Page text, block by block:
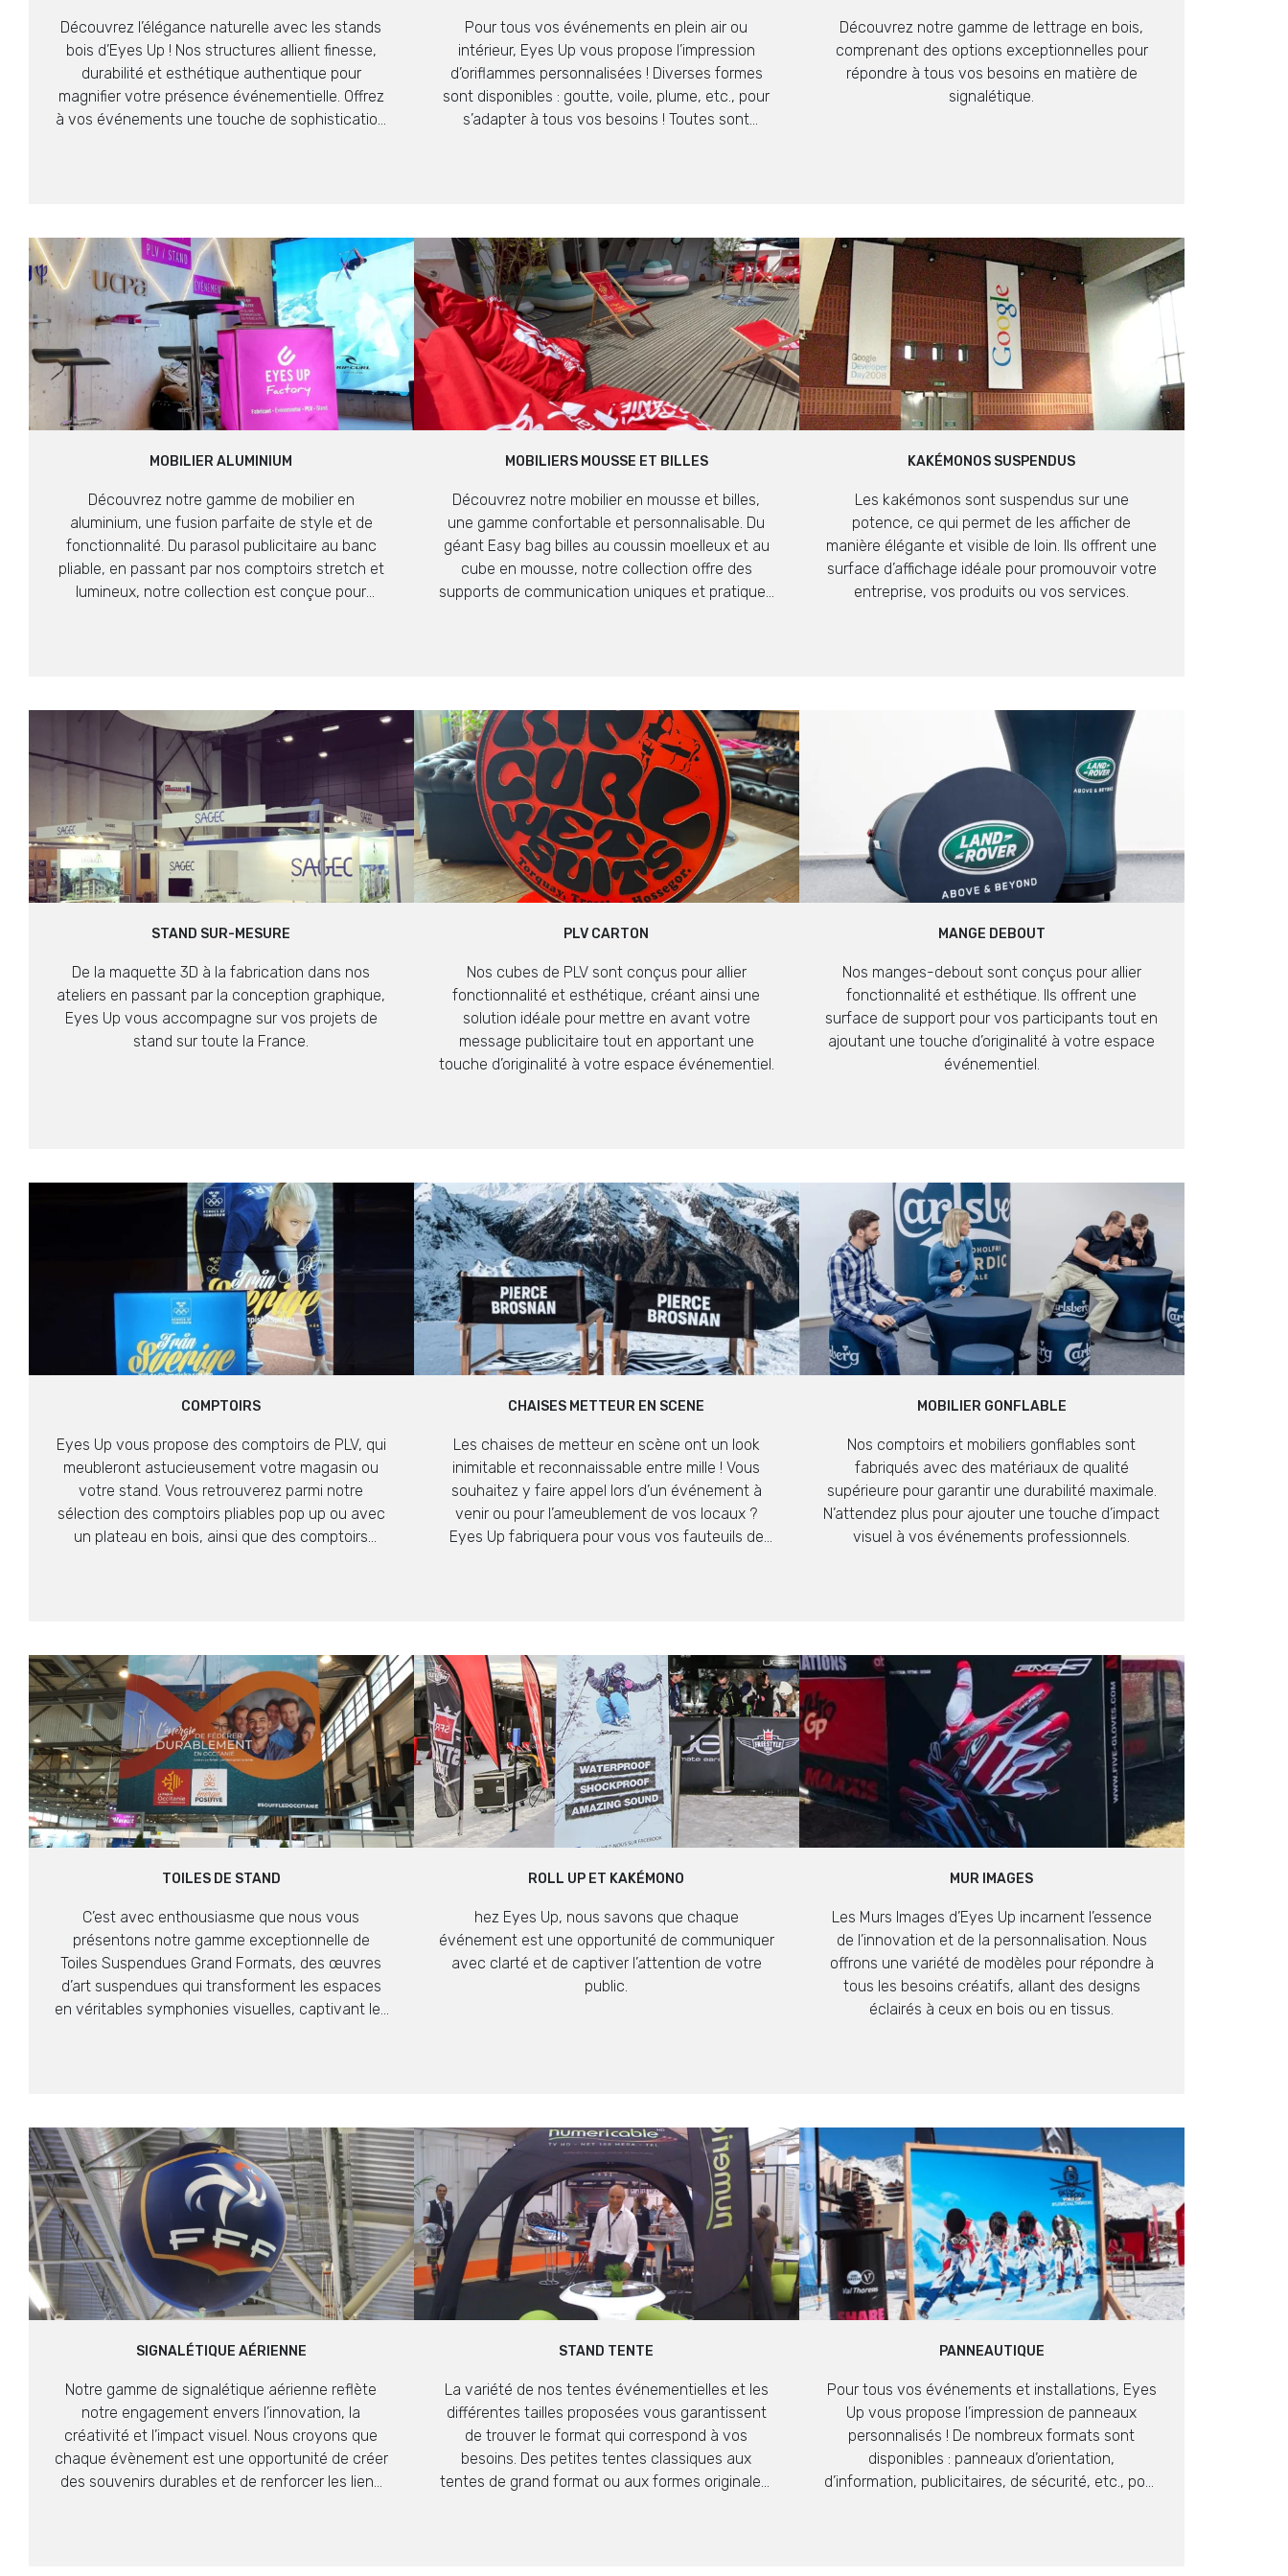
Découvrez l’élégance naturelle avec les stands
bois d’Eyes Up ! Nos structures allient finesse,
durabilité et esthétique authentique pour
magnifier votre présence événementielle. Offrez
à vos événements une touche de sophistication
Pour tous vos événements en plein air ou
intérieur, Eyes Up vous propose l’impression
d’oriflammes personnalisées ! Diverses formes
sont disponibles : goutte, voile, plume, etc., pour
s’adapter à tous vos besoins ! Toutes sont
Découvrez notre gamme de lettrage en bois,
comprenant des options exceptionnelles pour
répondre à tous vos besoins en matière de
signalétique.
MOBILIER ALUMINIUM
Découvrez notre gamme de mobilier en
aluminium, une fusion parfaite de style et de
fonctionnalité. Du parasol publicitaire au banc
pliable, en passant par nos comptoirs stretch et
lumineux, notre collection est conçue pour
MOBILIERS MOUSSE ET BILLES
Découvrez notre mobilier en mousse et billes,
une gamme confortable et personnalisable. Du
géant Easy bag billes au coussin moelleux et au
cube en mousse, notre collection offre des
supports de communication uniques et pratiques
KAKÉMONOS SUSPENDUS
Les kakémonos sont suspendus sur une
potence, ce qui permet de les afficher de
manière élégante et visible de loin. Ils offrent une
surface d’affichage idéale pour promouvoir votre
entreprise, vos produits ou vos services.
STAND SUR-MESURE
De la maquette 3D à la fabrication dans nos
ateliers en passant par la conception graphique,
Eyes Up vous accompagne sur vos projets de
stand sur toute la France.
PLV CARTON
Nos cubes de PLV sont conçus pour allier
fonctionnalité et esthétique, créant ainsi une
solution idéale pour mettre en avant votre
message publicitaire tout en apportant une
touche d’originalité à votre espace événementiel.
MANGE DEBOUT
Nos manges-debout sont conçus pour allier
fonctionnalité et esthétique. Ils offrent une
surface de support pour vos participants tout en
ajoutant une touche d’originalité à votre espace
événementiel.
COMPTOIRS
Eyes Up vous propose des comptoirs de PLV, qui
meubleront astucieusement votre magasin ou
votre stand. Vous retrouverez parmi notre
sélection des comptoirs pliables pop up ou avec
un plateau en bois, ainsi que des comptoirs
CHAISES METTEUR EN SCENE
Les chaises de metteur en scène ont un look
inimitable et reconnaissable entre mille ! Vous
souhaitez y faire appel lors d’un événement à
venir ou pour l’ameublement de vos locaux ?
Eyes Up fabriquera pour vous vos fauteuils de
MOBILIER GONFLABLE
Nos comptoirs et mobiliers gonflables sont
fabriqués avec des matériaux de qualité
supérieure pour garantir une durabilité maximale.
N’attendez plus pour ajouter une touche d’impact
visuel à vos événements professionnels.
TOILES DE STAND
C’est avec enthousiasme que nous vous
présentons notre gamme exceptionnelle de
Toiles Suspendues Grand Formats, des œuvres
d’art suspendues qui transforment les espaces
en véritables symphonies visuelles, captivant les
ROLL UP ET KAKÉMONO
hez Eyes Up, nous savons que chaque
événement est une opportunité de communiquer
avec clarté et de captiver l’attention de votre
public.
MUR IMAGES
Les Murs Images d’Eyes Up incarnent l’essence
de l’innovation et de la personnalisation. Nous
offrons une variété de modèles pour répondre à
tous les besoins créatifs, allant des designs
éclairés à ceux en bois ou en tissus.
SIGNALÉTIQUE AÉRIENNE
Notre gamme de signalétique aérienne reflète
notre engagement envers l’innovation, la
créativité et l’impact visuel. Nous croyons que
chaque évènement est une opportunité de créer
des souvenirs durables et de renforcer les liens
STAND TENTE
La variété de nos tentes événementielles et les
différentes tailles proposées vous garantissent
de trouver le format qui correspond à vos
besoins. Des petites tentes classiques aux
tentes de grand format ou aux formes originales,
PANNEAUTIQUE
Pour tous vos événements et installations, Eyes
Up vous propose l’impression de panneaux
personnalisés ! De nombreux formats sont
disponibles : panneaux d’orientation,
d’information, publicitaires, de sécurité, etc., pour